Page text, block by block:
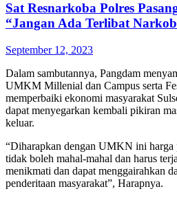
Sat Resnarkoba Polres
“Jangan Ada Terlibat
September 12, 2023
Dalam sambutannya, Pangdam
UMKM Millenial dan Campus serta
memperbaiki ekonomi masyarakat
dapat menyegarkan kembali pikiran
keluar.
“Diharapkan dengan UMKN ini
tidak boleh mahal-mahal dan harus
menikmati dan dapat menggairahkan
penderitaan masyarakat”, Harapnya.